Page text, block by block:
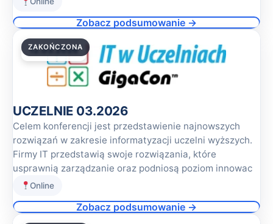
Zobacz podsumowanie →
12.03.2026
ZAKOŃCZONA
UCZELNIE 03.2026
Celem konferencji jest przedstawienie najnowszych
rozwiązań w zakresie informatyzacji uczelni wyższych.
Firmy IT przedstawią swoje rozwiązania, które
usprawnią zarządzanie oraz podniosą poziom innowac
Online
Zobacz podsumowanie →